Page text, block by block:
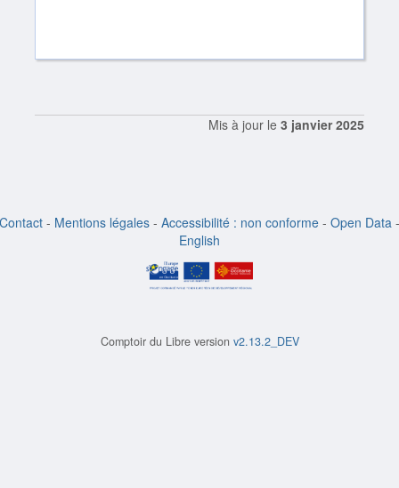
Mis à jour le 3 janvier 2025
Contact - Mentions légales - Accessibilité : non conforme - Open Data -
English
Comptoir du Libre version v2.13.2_DEV